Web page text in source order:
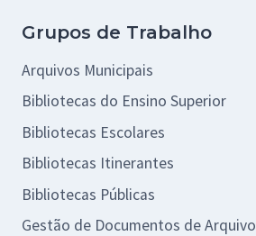
Grupos de Trabalho
Arquivos Municipais
Bibliotecas do Ensino Superior
Bibliotecas Escolares
Bibliotecas Itinerantes
Bibliotecas Públicas
Gestão de Documentos de Arquivo